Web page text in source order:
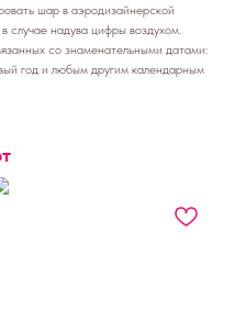
шар в аэродизайнерской
случае надува цифры воздухом.
со знаменательными датами:
год и любым другим календарным